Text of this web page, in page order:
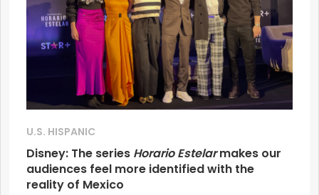
U.S. HISPANIC
Disney: The series Horario Estelarmakes our
audiences feel more identified with the
reality of Mexico